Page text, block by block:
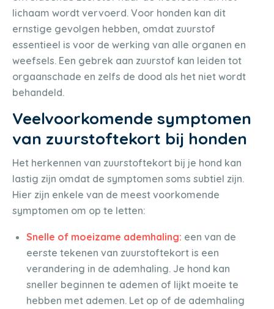
lichaam wordt vervoerd. Voor honden kan dit
ernstige gevolgen hebben, omdat zuurstof
essentieel is voor de werking van alle organen en
weefsels. Een gebrek aan zuurstof kan leiden tot
orgaanschade en zelfs de dood als het niet wordt
behandeld.
Veelvoorkomende symptomen
van zuurstoftekort bij honden
Het herkennen van zuurstoftekort bij je hond kan
lastig zijn omdat de symptomen soms subtiel zijn.
Hier zijn enkele van de meest voorkomende
symptomen om op te letten:
Snelle of moeizame ademhaling: een van de
eerste tekenen van zuurstoftekort is een
verandering in de ademhaling. Je hond kan
sneller beginnen te ademen of lijkt moeite te
hebben met ademen. Let op of de ademhaling